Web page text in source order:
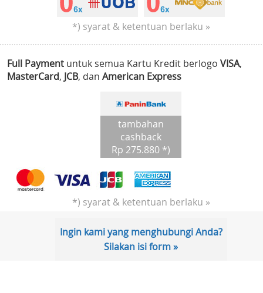
*) syarat & ketentuan berlaku »
Full Payment untuk semua Kartu Kredit berlogo VISA,
MasterCard, JCB, dan American Express
tambahan
cashback
Rp 275.880 *)
*) syarat & ketentuan berlaku »
Ingin kami yang menghubungi Anda?
Silakan isi form »